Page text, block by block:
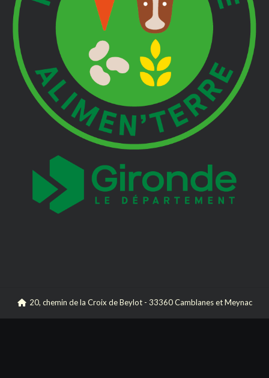
20, chemin de la Croix de Beylot - 33360 Camblanes et Meynac